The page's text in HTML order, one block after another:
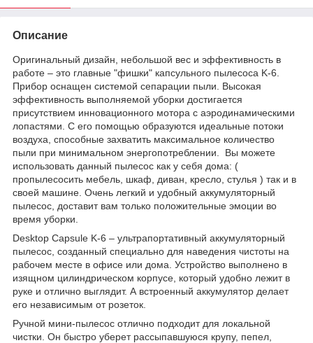
Описание
Оригинальный дизайн, небольшой вес и эффективность в
работе – это главные "фишки" капсульного пылесоса K-6.
Прибор оснащен системой сепарации пыли. Высокая
эффективность выполняемой уборки достигается
присутствием инновационного мотора с аэродинамическими
лопастями. С его помощью образуются идеальные потоки
воздуха, способные захватить максимальное количество
пыли при минимальном энергопотреблении. Вы можете
использовать данный пылесос как у себя дома: (
пропылесосить мебель, шкаф, диван, кресло, стулья ) так и в
своей машине. Очень легкий и удобный аккумуляторный
пылесос, доставит вам только положительные эмоции во
время уборки.
Desktop Capsule K-6 – ультрапортативный аккумуляторный
пылесос, созданный специально для наведения чистоты на
рабочем месте в офисе или дома. Устройство выполнено в
изящном цилиндрическом корпусе, который удобно лежит в
руке и отлично выглядит. А встроенный аккумулятор делает
его независимым от розеток.
Ручной мини-пылесос отлично подходит для локальной
чистки. Он быстро уберет рассыпавшуюся крупу, пепел,